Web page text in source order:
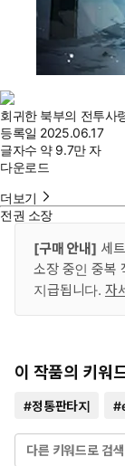
회귀한 북부의 전투사
등록일 2025.06.17
글자수 약 9.7만 자
다운로드
더보기
전권 소장
[구매 안내] 세
소장 중인 중복
지급됩니다. 자
이 작품의 키워
#정통판타지 #
다른 키워드로 검색